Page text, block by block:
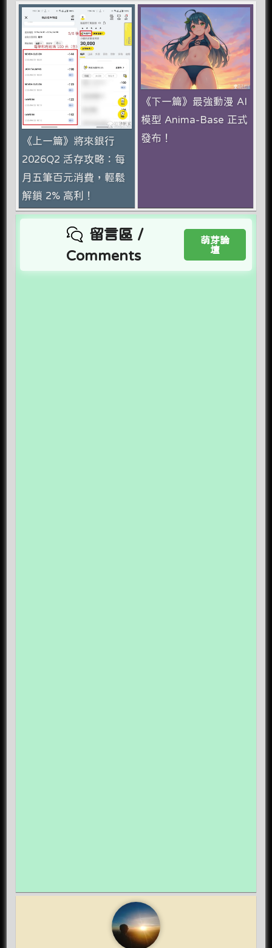
《上一篇》將來銀行
2026Q2 活存攻略：每
月五筆百元消費，輕鬆
解鎖 2% 高利！
《下一篇》最強動漫 AI
模型 Anima-Base 正式
發布！
留言區 /
Comments
萌芽論
壇